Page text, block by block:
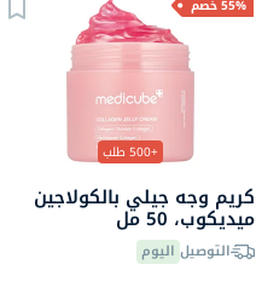
55% خصم
+500 طلب
كريم وجه جيلي بالكولاجين
ميديكوب، 50 مل
التوصيل اليوم